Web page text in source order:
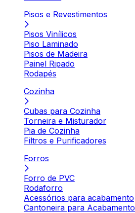
Pisos e Revestimentos
Pisos Vinílicos
Piso Laminado
Pisos de Madeira
Painel Ripado
Rodapés
Cozinha
Cubas para Cozinha
Torneira e Misturador
Pia de Cozinha
Filtros e Purificadores
Forros
Forro de PVC
Rodaforro
Acessórios para acabamento
Cantoneira para Acabamento